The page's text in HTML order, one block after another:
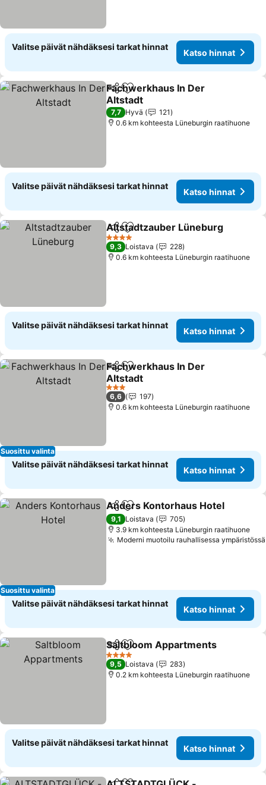
Valitse päivät nähdäksesi tarkat hinnat
Katso hinnat
Jaa Lisää suosikkeihin
Fachwerkhaus In Der
Altstadt
Katso hinnat
7,7 Hyvä
121
0.6 km kohteesta Lüneburgin raatihuone
Valitse päivät nähdäksesi tarkat hinnat
Katso hinnat
Jaa Lisää suosikkeihin
Altstadtzauber Lüneburg
4 Tähtiluokitus
9,3 Loistava
228
0.6 km kohteesta Lüneburgin raatihuone
Valitse päivät nähdäksesi tarkat hinnat
Katso hinnat
Suosittu valinta
Jaa Lisää suosikkeihin
Fachwerkhaus In Der
Altstadt
Katso hinnat
3 Tähtiluokitus
6,6
197
0.6 km kohteesta Lüneburgin raatihuone
Valitse päivät nähdäksesi tarkat hinnat
Katso hinnat
Suosittu valinta
Jaa Lisää suosikkeihin
Anders Kontorhaus Hotel
9,1 Loistava
705
3.9 km kohteesta Lüneburgin raatihuone
Moderni muotoilu rauhallisessa ympäristössä
Valitse päivät nähdäksesi tarkat hinnat
Katso hinnat
Jaa Lisää suosikkeihin
Saltbloom Appartments
4 Tähtiluokitus
9,5 Loistava
283
0.2 km kohteesta Lüneburgin raatihuone
Valitse päivät nähdäksesi tarkat hinnat
Katso hinnat